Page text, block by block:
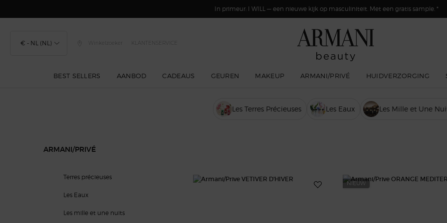
In primeur: I WILL — een nieuwe kijk op masculiniteit. Met een gratis sample. *
€ - NL (NL) Winkelzoeker KLANTENSERVICE
BEST SELLERS AANBOD CADEAUS GEUREN MAKEUP ARMANI/PRIVÉ HUIDVERZORGING
Les Terres Précieuses Les Eaux Les Mille et Une
ARMANI/PRIVÉ
Terres précieuses
Les Eaux
Les mille et une nuits
NIEUW